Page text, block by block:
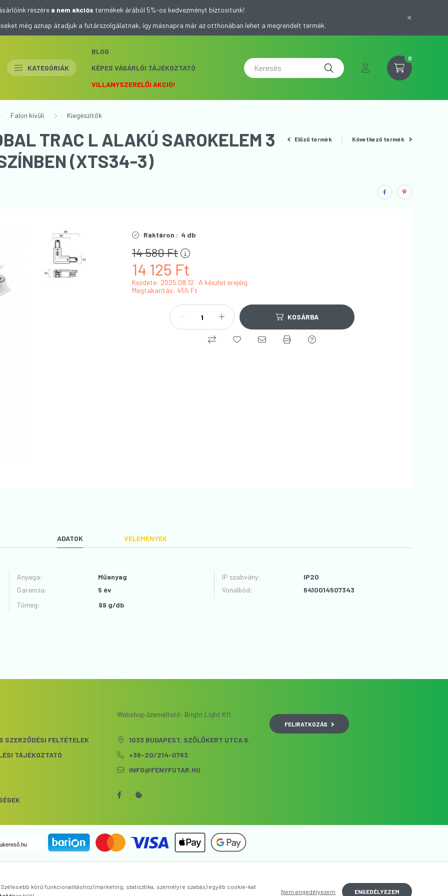
részére a nem akciós termékek árából 5%-os kedvezményt biztosítunk!
még aznap átadjuk a futárszolgálatnak, így másnapra már az otthonában lehet a megrendelt termék.
KATEGÓRIÁK
BLOG
KÉPES VÁSÁRLÓI TÁJÉKOZTATÓ
VILLANYSZERELŐI AKCIÓ!
0
Falon kívüli Kiegészítők
Előző termék Következő termék
TRAC L ALAKÚ SAROKELEM 3
(XTS34-3)
Raktáron : 4 db
14 125 Ft
14 580Ft
Kezdete: 2025.08.12
A készlet erejéig
Megtakarítás 455 Ft
KOSÁRBA
ADATOK VÉLEMÉNYEK
Anyaga: Műanyag IP szabvány:
IP20
Garancia: 5 év Vonalkód:
6410014507343
Tömeg:
99 g/db
SZERZŐDÉSI FELTÉTELEK
TÁJÉKOZTATÓ
Webshop üzemeltető: Bright Light Kft.
1033 BUDAPEST, SZŐLŐKERT UTCA 9.
+36-20/214-0763
INFO@FENYFUTAR.HU
FELIRATKOZÁS
körű funkcionalitáshoz (marketing, statisztika, személyre szabás) egyéb cookie-kat
Nem engedélyezem ENGEDÉLYEZEM